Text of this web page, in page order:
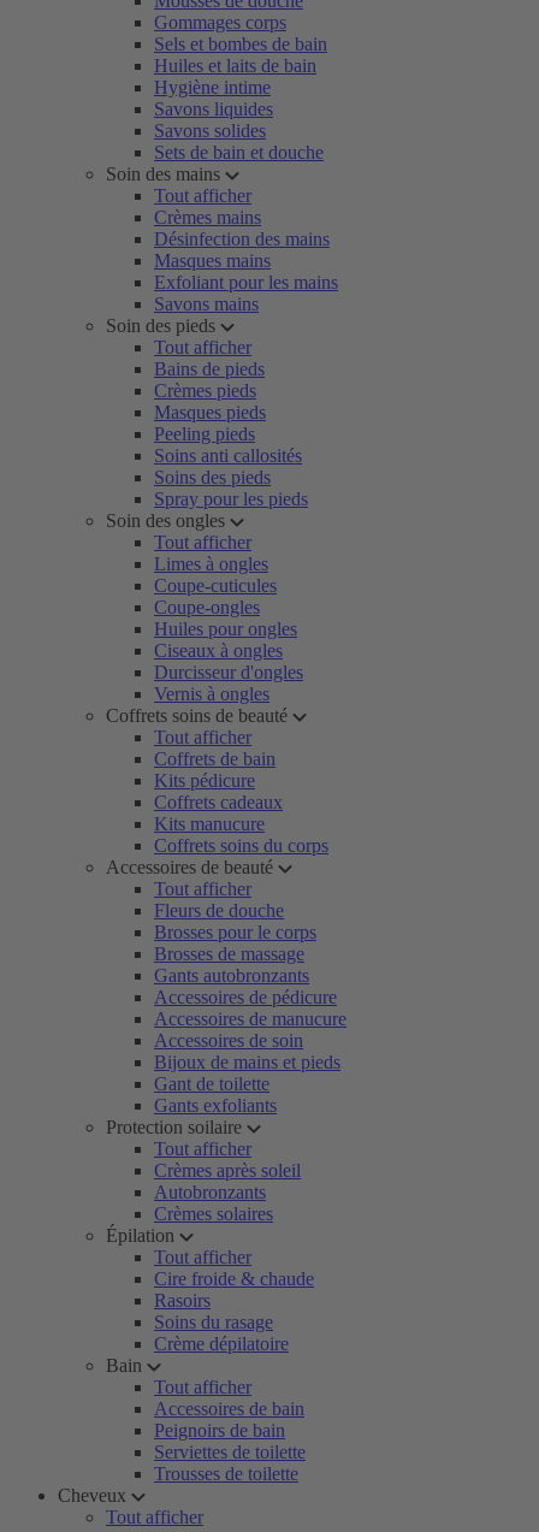
Gommages corps
Sels et bombes de bain
Huiles et laits de bain
Hygiène intime
Savons liquides
Savons solides
Sets de bain et douche
Soin des mains
Tout afficher
Crèmes mains
Désinfection des mains
Masques mains
Exfoliant pour les mains
Savons mains
Soin des pieds
Tout afficher
Bains de pieds
Crèmes pieds
Masques pieds
Peeling pieds
Soins anti callosités
Soins des pieds
Spray pour les pieds
Soin des ongles
Tout afficher
Limes à ongles
Coupe-cuticules
Coupe-ongles
Huiles pour ongles
Ciseaux à ongles
Durcisseur d'ongles
Vernis à ongles
Coffrets soins de beauté
Tout afficher
Coffrets de bain
Kits pédicure
Coffrets cadeaux
Kits manucure
Coffrets soins du corps
Accessoires de beauté
Tout afficher
Fleurs de douche
Brosses pour le corps
Brosses de massage
Gants autobronzants
Accessoires de pédicure
Accessoires de manucure
Accessoires de soin
Bijoux de mains et pieds
Gant de toilette
Gants exfoliants
Protection soilaire
Tout afficher
Crèmes après soleil
Autobronzants
Crèmes solaires
Épilation
Tout afficher
Cire froide & chaude
Rasoirs
Soins du rasage
Crème dépilatoire
Bain
Tout afficher
Accessoires de bain
Peignoirs de bain
Serviettes de toilette
Trousses de toilette
Cheveux
Tout afficher